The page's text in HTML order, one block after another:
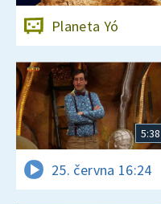
Planeta Yó
5:38
25. června 16:24